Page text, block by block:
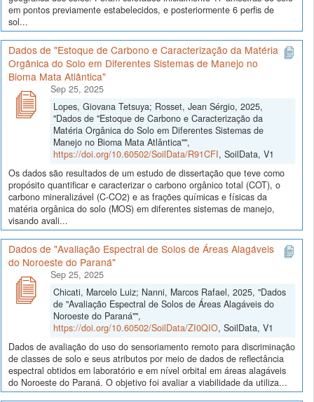
em pontos previamente estabelecidos, e posteriormente 6 perfis de
sol...
Dados de "Estoque de Carbono e Caracterização da Matéria
Orgânica do Solo em Diferentes Sistemas de Manejo no
Bioma Mata Atlântica"
Sep 25, 2025
Lopes, Giovana Tetsuya; Rosset, Jean Sérgio, 2025,
"Dados de "Estoque de Carbono e Caracterização da
Matéria Orgânica do Solo em Diferentes Sistemas de
Manejo no Bioma Mata Atlântica"",
https://doi.org/10.60502/SoilData/R91CFI, SoilData, V1
Os dados são resultados de um estudo de dissertação que teve como
propósito quantificar e caracterizar o carbono orgânico total (COT), o
carbono mineralizável (C-CO2) e as frações químicas e físicas da
matéria orgânica do solo (MOS) em diferentes sistemas de manejo,
visando avali...
Dados de "Avaliação Espectral de Solos de Áreas Alagáveis
do Noroeste do Paraná"
Sep 25, 2025
Chicati, Marcelo Luiz; Nanni, Marcos Rafael, 2025, "Dados
de "Avaliação Espectral de Solos de Áreas Alagáveis do
Noroeste do Paraná"",
https://doi.org/10.60502/SoilData/ZI0QIO, SoilData, V1
Dados de avaliação do uso do sensoriamento remoto para discriminação
de classes de solo e seus atributos por meio de dados de reflectância
espectral obtidos em laboratório e em nível orbital em áreas alagáveis
do Noroeste do Paraná. O objetivo foi avaliar a viabilidade da utiliza...